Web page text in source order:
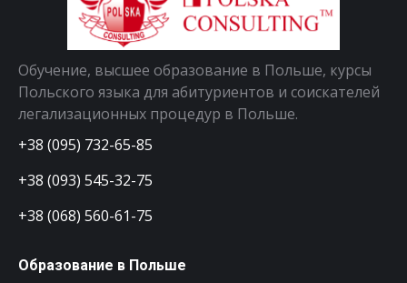
Обучение, высшее образование в Польше, курсы
Польского языка для абитуриентов и соискателей
легализационных процедур в Польше.
+38 (095) 732-65-85
+38 (093) 545-32-75
+38 (068) 560-61-75
Образование в Польше